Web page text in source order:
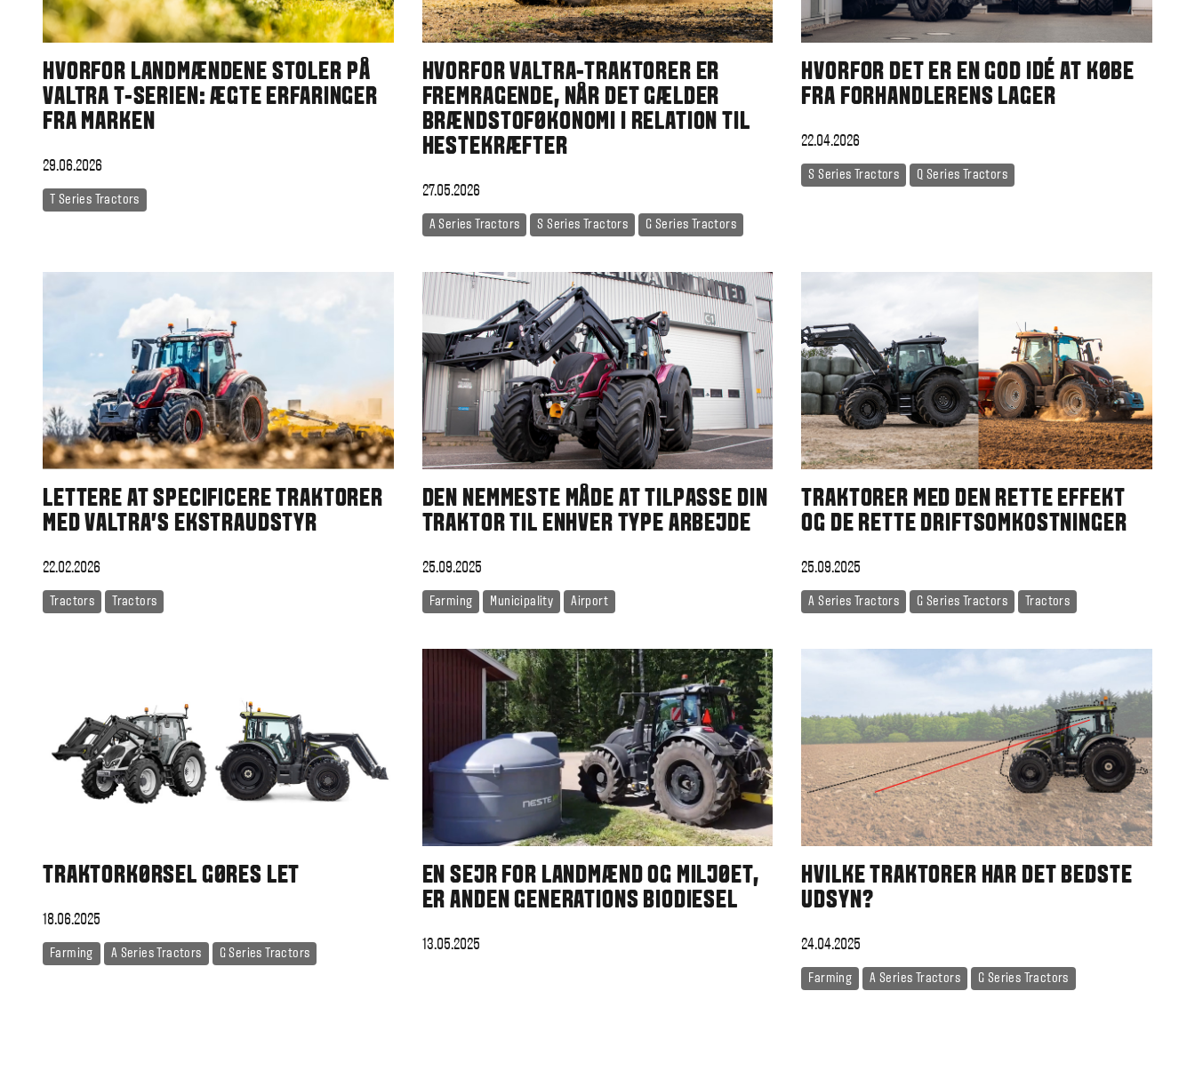
HVORFOR LANDMÆNDENE STOLER PÅ
VALTRA T-SERIEN: ÆGTE ERFARINGER
FRA MARKEN
29.06.2026
T Series Tractors
HVORFOR VALTRA-TRAKTORER ER
FREMRAGENDE, NÅR DET GÆLDER
BRÆNDSTOFØKONOMI I RELATION TIL
HESTEKRÆFTER
27.05.2026
A Series Tractors S Series Tractors G Series Tractors
HVORFOR DET ER EN GOD IDÉ AT KØBE
FRA FORHANDLERENS LAGER
22.04.2026
S Series Tractors Q Series Tractors
LETTERE AT SPECIFICERE TRAKTORER
MED VALTRA'S EKSTRAUDSTYR
22.02.2026
Tractors Tractors
DEN NEMMESTE MÅDE AT TILPASSE DIN
TRAKTOR TIL ENHVER TYPE ARBEJDE
25.09.2025
Farming Municipality Airport
TRAKTORER MED DEN RETTE EFFEKT
OG DE RETTE DRIFTSOMKOSTNINGER
25.09.2025
A Series Tractors G Series Tractors Tractors
TRAKTORKØRSEL GØRES LET
18.06.2025
Farming A Series Tractors G Series Tractors
EN SEJR FOR LANDMÆND OG MILJØET,
ER ANDEN GENERATIONS BIODIESEL
13.05.2025
HVILKE TRAKTORER HAR DET BEDSTE
UDSYN?
24.04.2025
Farming A Series Tractors G Series Tractors